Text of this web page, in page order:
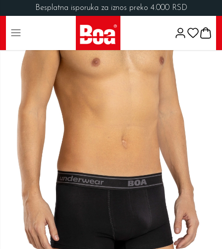
Besplatna isporuka za iznos preko 4.000 RSD